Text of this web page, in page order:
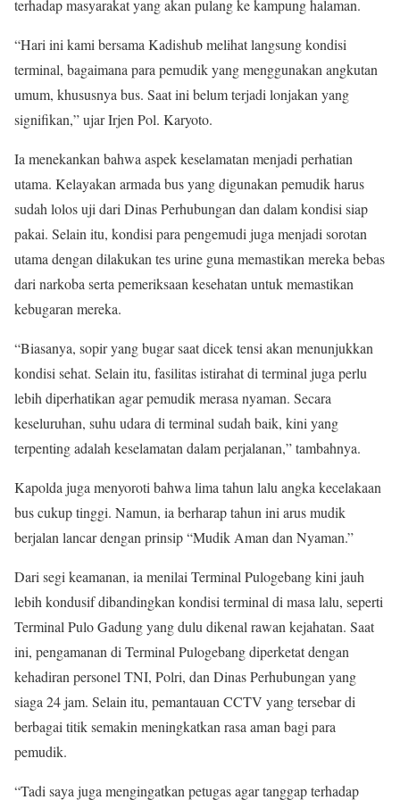
terhadap masyarakat yang akan pulang ke kampung halaman.
“Hari ini kami bersama Kadishub melihat langsung kondisi
terminal, bagaimana para pemudik yang menggunakan angkutan
umum, khususnya bus. Saat ini belum terjadi lonjakan yang
signifikan,” ujar Irjen Pol. Karyoto.
Ia menekankan bahwa aspek keselamatan menjadi perhatian
utama. Kelayakan armada bus yang digunakan pemudik harus
sudah lolos uji dari Dinas Perhubungan dan dalam kondisi siap
pakai. Selain itu, kondisi para pengemudi juga menjadi sorotan
utama dengan dilakukan tes urine guna memastikan mereka bebas
dari narkoba serta pemeriksaan kesehatan untuk memastikan
kebugaran mereka.
“Biasanya, sopir yang bugar saat dicek tensi akan menunjukkan
kondisi sehat. Selain itu, fasilitas istirahat di terminal juga perlu
lebih diperhatikan agar pemudik merasa nyaman. Secara
keseluruhan, suhu udara di terminal sudah baik, kini yang
terpenting adalah keselamatan dalam perjalanan,” tambahnya.
Kapolda juga menyoroti bahwa lima tahun lalu angka kecelakaan
bus cukup tinggi. Namun, ia berharap tahun ini arus mudik
berjalan lancar dengan prinsip “Mudik Aman dan Nyaman.”
Dari segi keamanan, ia menilai Terminal Pulogebang kini jauh
lebih kondusif dibandingkan kondisi terminal di masa lalu, seperti
Terminal Pulo Gadung yang dulu dikenal rawan kejahatan. Saat
ini, pengamanan di Terminal Pulogebang diperketat dengan
kehadiran personel TNI, Polri, dan Dinas Perhubungan yang
siaga 24 jam. Selain itu, pemantauan CCTV yang tersebar di
berbagai titik semakin meningkatkan rasa aman bagi para
pemudik.
“Tadi saya juga mengingatkan petugas agar tanggap terhadap